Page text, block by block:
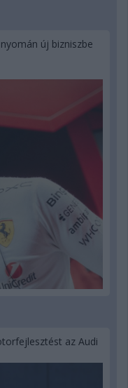
új bizniszbe
az Audi